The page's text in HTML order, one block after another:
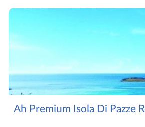
Ah Premium Isola Di Pazze